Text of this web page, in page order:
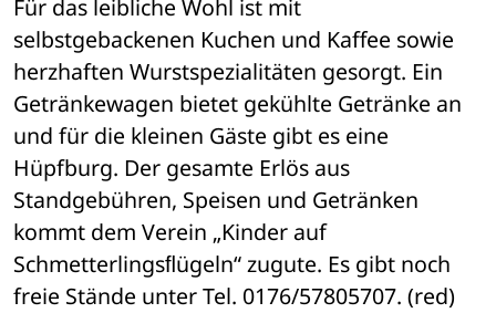
Für das leibliche Wohl ist mit
selbstgebackenen Kuchen und Kaffee sowie
herzhaften Wurstspezialitäten gesorgt. Ein
Getränkewagen bietet gekühlte Getränke an
und für die kleinen Gäste gibt es eine
Hüpfburg. Der gesamte Erlös aus
Standgebühren, Speisen und Getränken
kommt dem Verein „Kinder auf
Schmetterlingsﬂügeln“ zugute. Es gibt noch
freie Stände unter Tel. 0176/57805707. (red)